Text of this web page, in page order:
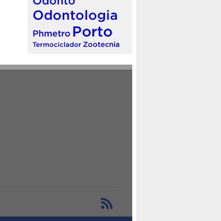
Odontologia
Phmetro Porto
Termociclador Zootecnia